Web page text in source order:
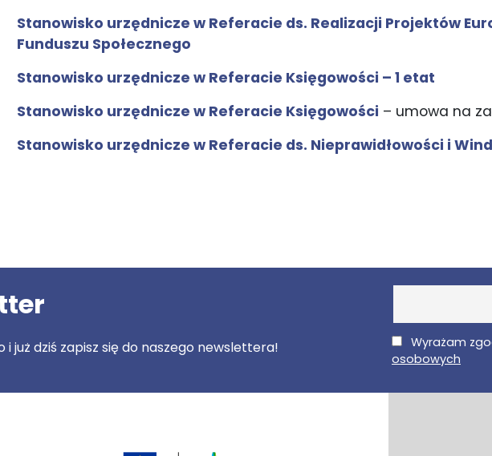
Stanowisko urzędnicze w Referacie ds. Realizacji Projektów
Funduszu Społecznego
Stanowisko urzędnicze w Referacie Księgowości – 1 etat
Stanowisko urzędnicze w Referacie Księgowości – umowa na
Stanowisko urzędnicze w Referacie ds. Nieprawidłowości i
i już dziś zapisz się do naszego newslettera!
E-MailWyrażam
osobowych